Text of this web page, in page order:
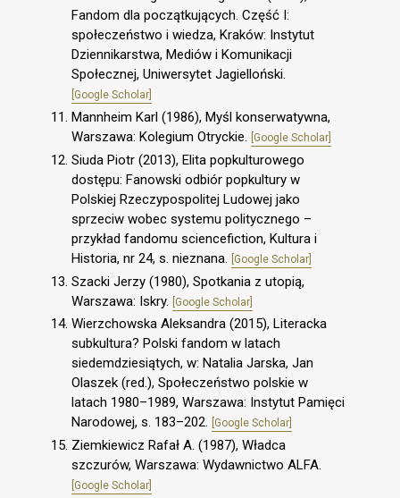
Fandom dla początkujących. Część I:
społeczeństwo i wiedza, Kraków: Instytut
Dziennikarstwa, Mediów i Komunikacji
Społecznej, Uniwersytet Jagielloński.
[Google Scholar]
Mannheim Karl (1986), Myśl konserwatywna,
Warszawa: Kolegium Otryckie.
[Google Scholar]
Siuda Piotr (2013), Elita popkulturowego
dostępu: Fanowski odbiór popkultury w
Polskiej Rzeczypospolitej Ludowej jako
sprzeciw wobec systemu politycznego –
przykład fandomu sciencefiction, Kultura i
Historia, nr 24, s. nieznana.
[Google Scholar]
Szacki Jerzy (1980), Spotkania z utopią,
Warszawa: Iskry.
[Google Scholar]
Wierzchowska Aleksandra (2015), Literacka
subkultura? Polski fandom w latach
siedemdziesiątych, w: Natalia Jarska, Jan
Olaszek (red.), Społeczeństwo polskie w
latach 1980–1989, Warszawa: Instytut Pamięci
Narodowej, s. 183–202.
[Google Scholar]
Ziemkiewicz Rafał A. (1987), Władca
szczurów, Warszawa: Wydawnictwo ALFA.
[Google Scholar]